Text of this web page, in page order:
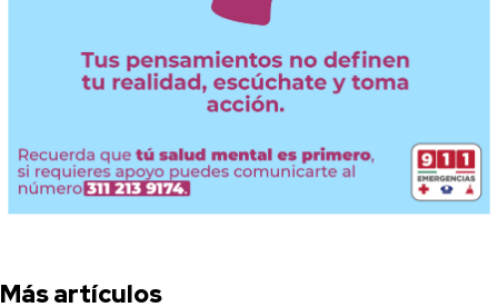
Más artículos